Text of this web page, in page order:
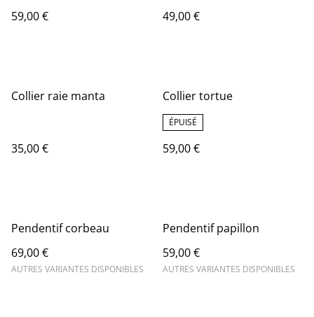
59,00 €
49,00 €
Collier raie manta
35,00 €
Collier tortue
ÉPUISÉ
59,00 €
Pendentif corbeau
69,00 €
AUTRES VARIANTES DISPONIBLES
Pendentif papillon
59,00 €
AUTRES VARIANTES DISPONIBLES